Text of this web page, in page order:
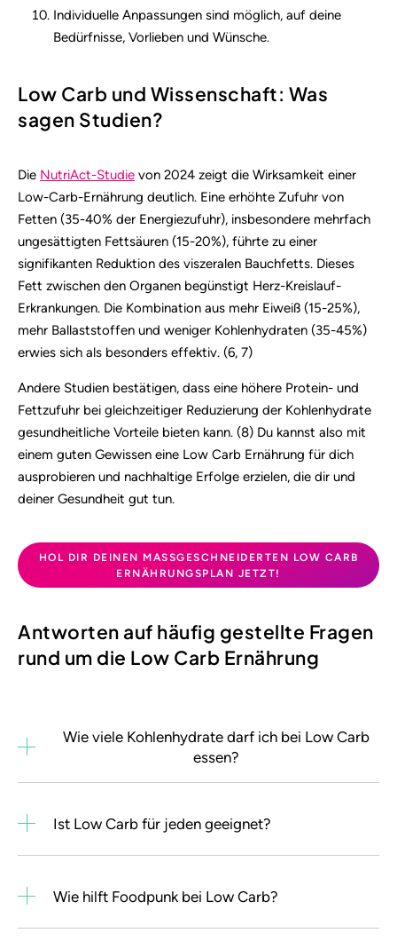
Individuelle Anpassungen sind möglich, auf deine
Bedürfnisse, Vorlieben und Wünsche.
Low Carb und Wissenschaft: Was
sagen Studien?
Die NutriAct-Studie von 2024 zeigt die Wirksamkeit einer
Low-Carb-Ernährung deutlich. Eine erhöhte Zufuhr von
Fetten (35-40% der Energiezufuhr), insbesondere mehrfach
ungesättigten Fettsäuren (15-20%), führte zu einer
signifikanten Reduktion des viszeralen Bauchfetts. Dieses
Fett zwischen den Organen begünstigt Herz-Kreislauf-
Erkrankungen. Die Kombination aus mehr Eiweiß (15-25%),
mehr Ballaststoffen und weniger Kohlenhydraten (35-45%)
erwies sich als besonders effektiv. (6, 7)
Andere Studien bestätigen, dass eine höhere Protein- und
Fettzufuhr bei gleichzeitiger Reduzierung der Kohlenhydrate
gesundheitliche Vorteile bieten kann. (8) Du kannst also mit
einem guten Gewissen eine Low Carb Ernährung für dich
ausprobieren und nachhaltige Erfolge erzielen, die dir und
deiner Gesundheit gut tun.
HOL DIR DEINEN MASSGESCHNEIDERTEN LOW CARB E
RNÄHRUNGSPLAN JETZT!
Antworten auf häufig gestellte Fragen
rund um die Low Carb Ernährung
Wie viele Kohlenhydrate darf ich bei Low Carb
essen?
Ist Low Carb für jeden geeignet?
Wie hilft Foodpunk bei Low Carb?